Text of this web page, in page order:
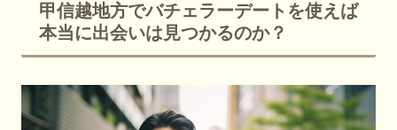
甲信越地方でバチェラーデートを使えば
本当に出会いは見つかるのか？